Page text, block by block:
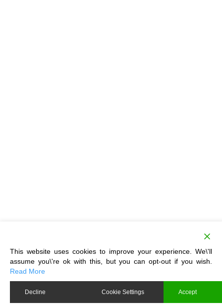
This website uses cookies to improve your experience. We\'ll
assume you\'re ok with this, but you can opt-out if you wish.
Read More
Decline Cookie Settings Accept